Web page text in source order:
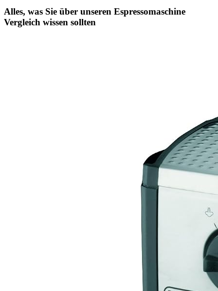
Alles, was Sie über unseren Espressomaschine
Vergleich wissen sollten